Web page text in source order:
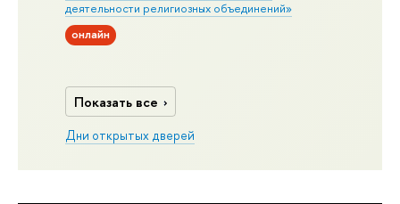
деятельности религиозных объединений»
онлайн
Показать все
Дни открытых дверей